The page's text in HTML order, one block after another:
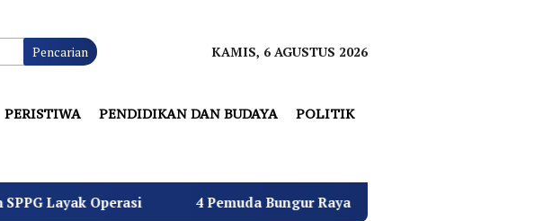
Pencarian KAMIS, 6 AGUSTUS 2026
PERISTIWA PENDIDIKAN DAN BUDAYA POLITIK
4 Pemuda Bungur Raya Bulatkan Dukungan untuk Hj. Desi Kurniati